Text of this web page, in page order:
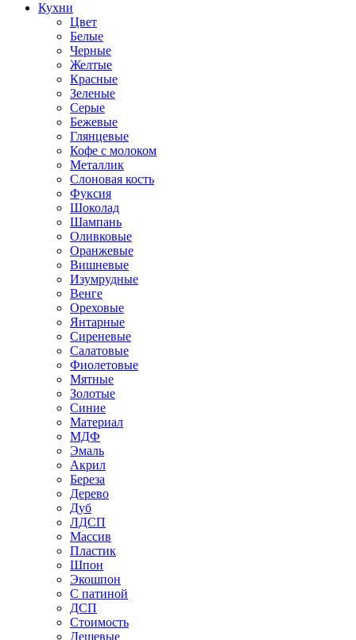
Кухни
Цвет
Белые
Черные
Желтые
Красные
Зеленые
Серые
Бежевые
Глянцевые
Кофе с молоком
Металлик
Слоновая кость
Фуксия
Шоколад
Шампань
Оливковые
Оранжевые
Вишневые
Изумрудные
Венге
Ореховые
Янтарные
Сиреневые
Салатовые
Фиолетовые
Мятные
Золотые
Синие
Материал
МДФ
Эмаль
Акрил
Береза
Дерево
Дуб
ЛДСП
Массив
Пластик
Шпон
Экошпон
С патиной
ДСП
Стоимость
Дешевые